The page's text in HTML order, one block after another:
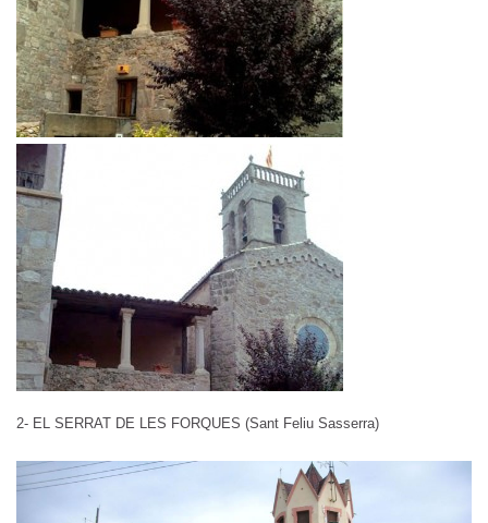
2- EL SERRAT DE LES FORQUES (Sant Feliu Sasserra)